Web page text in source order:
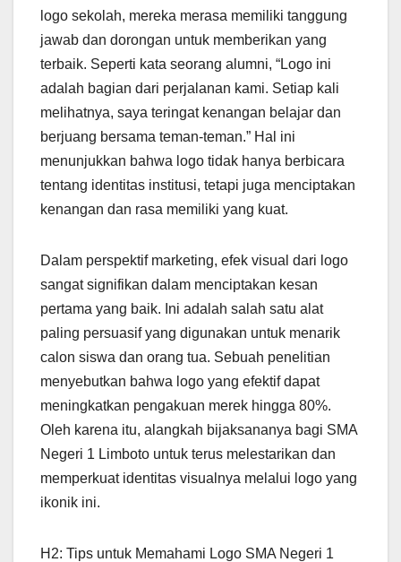
logo sekolah, mereka merasa memiliki tanggung
jawab dan dorongan untuk memberikan yang
terbaik. Seperti kata seorang alumni, “Logo ini
adalah bagian dari perjalanan kami. Setiap kali
melihatnya, saya teringat kenangan belajar dan
berjuang bersama teman-teman.” Hal ini
menunjukkan bahwa logo tidak hanya berbicara
tentang identitas institusi, tetapi juga menciptakan
kenangan dan rasa memiliki yang kuat.
Dalam perspektif marketing, efek visual dari logo
sangat signifikan dalam menciptakan kesan
pertama yang baik. Ini adalah salah satu alat
paling persuasif yang digunakan untuk menarik
calon siswa dan orang tua. Sebuah penelitian
menyebutkan bahwa logo yang efektif dapat
meningkatkan pengakuan merek hingga 80%.
Oleh karena itu, alangkah bijaksananya bagi SMA
Negeri 1 Limboto untuk terus melestarikan dan
memperkuat identitas visualnya melalui logo yang
ikonik ini.
H2: Tips untuk Memahami Logo SMA Negeri 1